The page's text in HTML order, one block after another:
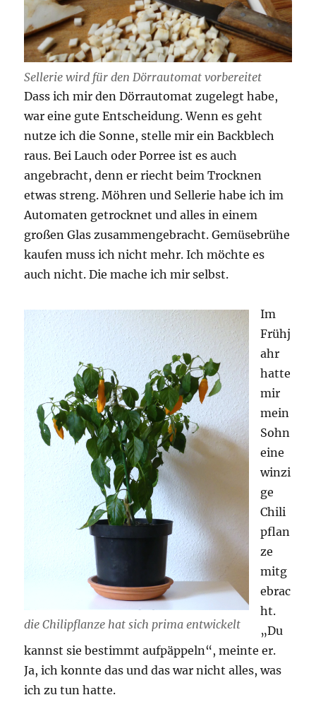
Sellerie wird für den Dörrautomat vorbereitet
Dass ich mir den Dörrautomat zugelegt habe,
war eine gute Entscheidung. Wenn es geht
nutze ich die Sonne, stelle mir ein Backblech
raus. Bei Lauch oder Porree ist es auch
angebracht, denn er riecht beim Trocknen
etwas streng. Möhren und Sellerie habe ich im
Automaten getrocknet und alles in einem
großen Glas zusammengebracht. Gemüsebrühe
kaufen muss ich nicht mehr. Ich möchte es
auch nicht. Die mache ich mir selbst.
die Chilipflanze hat sich prima entwickelt
Im
Frühj
ahr
hatte
mir
mein
Sohn
eine
winzi
ge
Chili
pflan
ze
mitg
ebrac
ht.
„Du
kannst sie bestimmt aufpäppeln“, meinte er.
Ja, ich konnte das und das war nicht alles, was
ich zu tun hatte.